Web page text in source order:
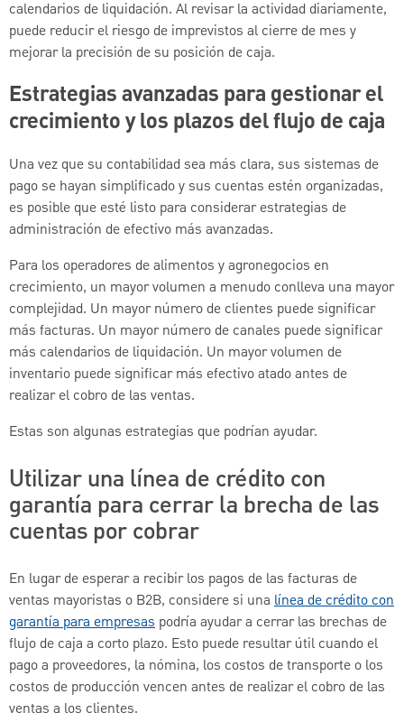
calendarios de liquidación. Al revisar la actividad diariamente,
puede reducir el riesgo de imprevistos al cierre de mes y
mejorar la precisión de su posición de caja.
Estrategias avanzadas para gestionar el
crecimiento y los plazos del flujo de caja
Una vez que su contabilidad sea más clara, sus sistemas de
pago se hayan simplificado y sus cuentas estén organizadas,
es posible que esté listo para considerar estrategias de
administración de efectivo más avanzadas.
Para los operadores de alimentos y agronegocios en
crecimiento, un mayor volumen a menudo conlleva una mayor
complejidad. Un mayor número de clientes puede significar
más facturas. Un mayor número de canales puede significar
más calendarios de liquidación. Un mayor volumen de
inventario puede significar más efectivo atado antes de
realizar el cobro de las ventas.
Estas son algunas estrategias que podrían ayudar.
Utilizar una línea de crédito con
garantía para cerrar la brecha de las
cuentas por cobrar
En lugar de esperar a recibir los pagos de las facturas de
ventas mayoristas o B2B, considere si una línea de crédito con
garantía para empresas podría ayudar a cerrar las brechas de
flujo de caja a corto plazo. Esto puede resultar útil cuando el
pago a proveedores, la nómina, los costos de transporte o los
costos de producción vencen antes de realizar el cobro de las
ventas a los clientes.